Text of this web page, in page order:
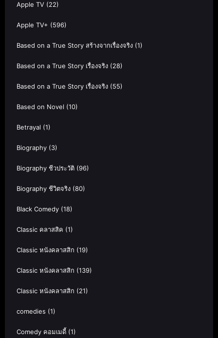
Apple TV (22)
Apple TV+ (596)
Based on a True Story สร้างจากเรื่องจริง (1)
Based on a True Story เรื่องจริง (28)
Based on a True Story เรื่องจริง (55)
Based on Novel (10)
Betrayal (1)
Biography (3)
Biography ชีวประวัติ (96)
Biography ชีวิตจริง (80)
Black Comedy (18)
Classic คลาสสิค (1)
Classic หนังคลาสสิก (19)
Classic หนังคลาสสิก (139)
Classic หนังคลาสสิก (21)
comedies (1)
Comedy คอมเมดี้ (1)